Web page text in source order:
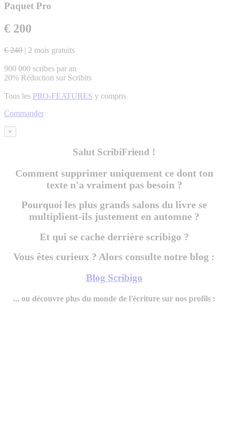
Paquet Pro
€ 200
€ 240 | 2 mois gratuits
900 000 scribes par an
20% Réduction sur Scribits
Tous les PRO-FEATURES y compris
Commander
×
Salut ScribiFriend !
Comment supprimer uniquement ce dont ton
texte n'a vraiment pas besoin ?
Pourquoi les plus grands salons du livre se
multiplient-ils justement en automne ?
Et qui se cache derrière scribigo ?
Vous êtes curieux ? Alors consulte notre blog :
Blog Scribigo
... ou découvre plus du monde de l'écriture sur nos profils :